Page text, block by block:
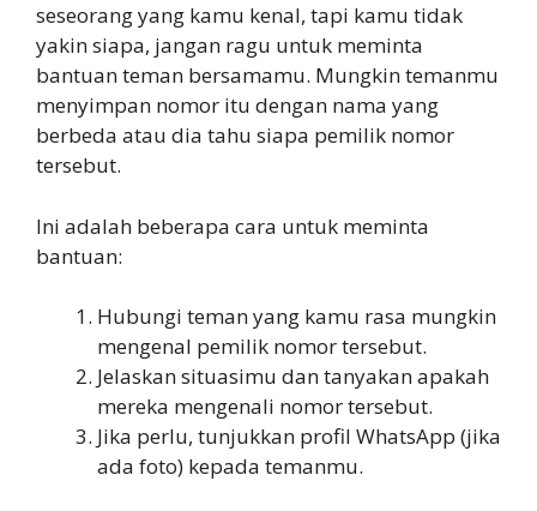
seseorang yang kamu kenal, tapi kamu tidak
yakin siapa, jangan ragu untuk meminta
bantuan teman bersamamu. Mungkin temanmu
menyimpan nomor itu dengan nama yang
berbeda atau dia tahu siapa pemilik nomor
tersebut.
Ini adalah beberapa cara untuk meminta
bantuan:
Hubungi teman yang kamu rasa mungkin
mengenal pemilik nomor tersebut.
Jelaskan situasimu dan tanyakan apakah
mereka mengenali nomor tersebut.
Jika perlu, tunjukkan profil WhatsApp (jika
ada foto) kepada temanmu.